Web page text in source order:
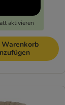
aktivieren
Warenkorb